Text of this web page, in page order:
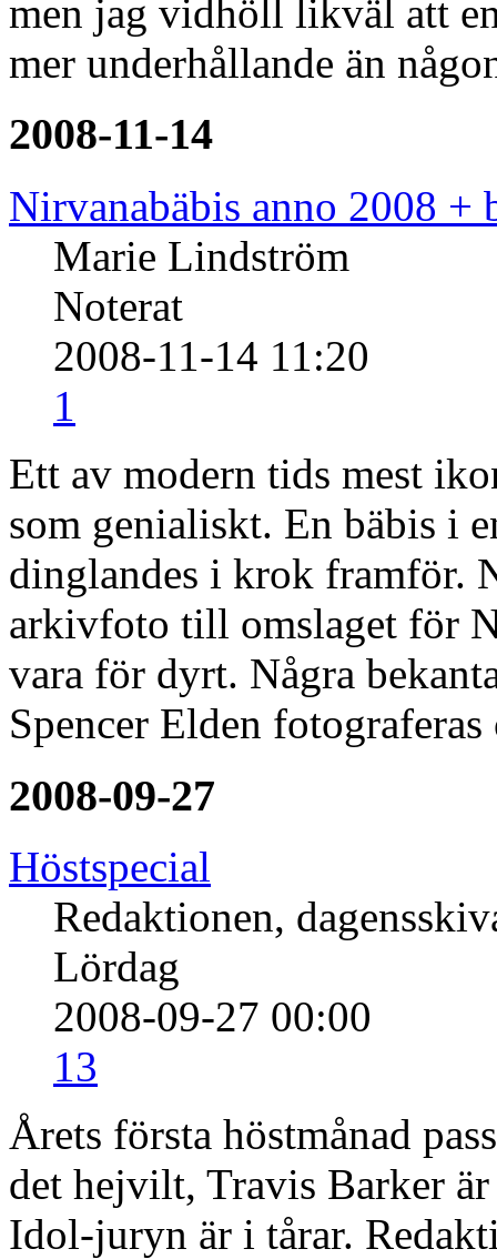
men jag vidhöll likväl att
mer underhållande än
2008-11-14
Nirvanabäbis anno 2008 +
Marie Lindström
Noterat
2008-11-14 11:20
1
Ett av modern tids mest
som genialiskt. En bäbis i
dinglandes i krok framför.
arkivfoto till omslaget för
vara för dyrt. Några
Spencer Elden
2008-09-27
Höstspecial
Redaktionen,
Lördag
2008-09-27 00:00
13
Årets första höstmånad
det hejvilt, Travis Barker
Idol-juryn är i tårar.